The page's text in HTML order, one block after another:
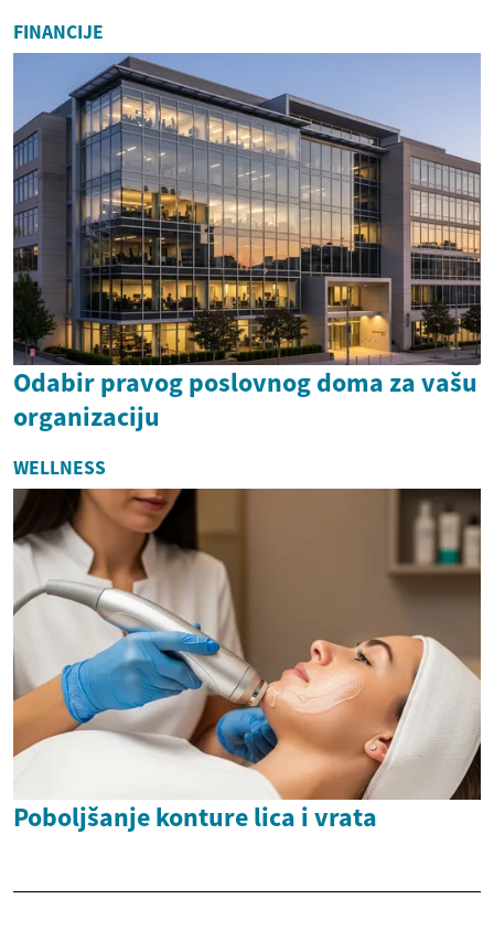
FINANCIJE
Odabir pravog poslovnog doma za vašu
organizaciju
WELLNESS
Poboljšanje konture lica i vrata